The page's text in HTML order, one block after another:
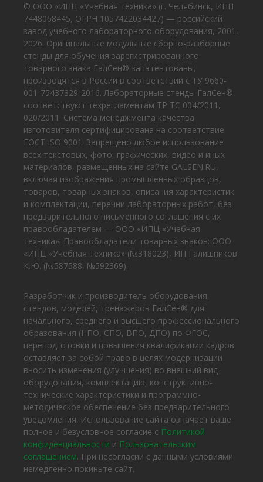
© ООО «ИПЦ «Учебная техника» (г. Челябинск, ИНН
7448068445, ОГРН 1057422034427) — российский
завод учебного лабораторного оборудования, 2001,
2026. Оригинальные модульные сборно-разборные
стенды для обучения зарегистрированного
товарного знака ГалСен® запатентованы,
производятся в России в соответствии с ТУ 9660-
001-75437329-2016. Лабораторные стенды ГалСен®
соответствуют техрегламентам ТР ТС 004/2011,
020/2011. Система менеджмента качества
изготовителя сертифицирована на соответствие
ГОСТ ISO 9001. Запрещено любое использование
всех текстовых, фото, графических, видео и иных
материалов, размещенных на сайте GALSEN.RU,
включая изображения промышленных образцов,
товаров, товарных знаков, описания характеристик
и комплектации, перечни лабораторных работ, без
предварительного письменного соглашения с их
правообладателем — ООО «ИПЦ «Учебная
техника». Правообладатели товарных знаков: ООО
«ИПЦ «Учебная техника» (№318023), ИП Галишников
К.Ю. (№587588, №592369).
Разработчик и производитель оборудования,
стендов, моделей, тренажеров ГалСен® для
начального, среднего и высшего профессионального
образования (НПО, СПО, ВПО, ДПО) по ФГОС,
переподготовки и повышения квалификации кадров
оставляет за собой право в целях модернизации
вносить изменения (улучшения) во внешний вид
оборудования, комплектацию, конструктивно-
технические характеристики и программно-
методическое обеспечение без предварительного
уведомления. Использование сайта означает ваше
полное и безусловное согласие с Политикой
конфиденциальности и Пользовательским
соглашением. При несогласии с данными условиями
немедленно покиньте сайт.